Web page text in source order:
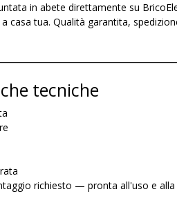
in abete direttamente su
casa tua. Qualità garantita,
tecniche
richiesto — pronta all'uso e alla